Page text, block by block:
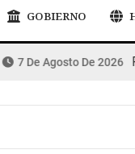
GOBIERNO
7 De Agosto De 2026